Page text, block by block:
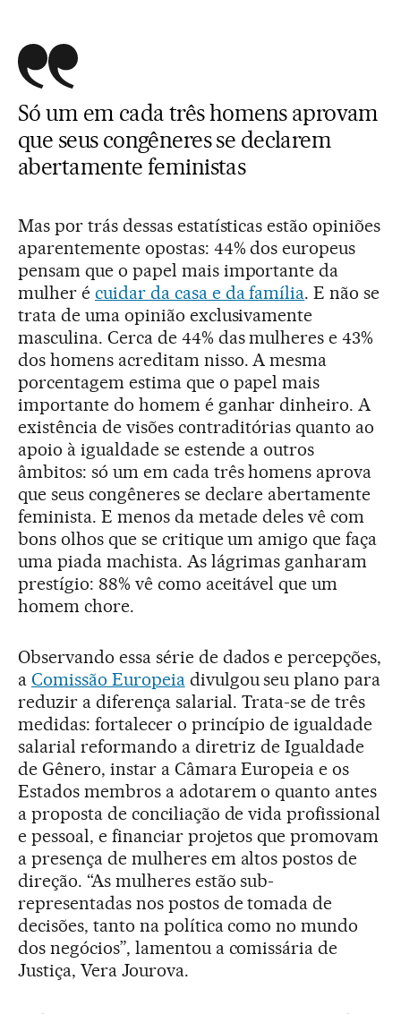
Só um em cada três homens aprovam
que seus congêneres se declarem
abertamente feministas
Mas por trás dessas estatísticas estão opiniões
aparentemente opostas: 44% dos europeus
pensam que o papel mais importante da
mulher é cuidar da casa e da família. E não se
trata de uma opinião exclusivamente
masculina. Cerca de 44% das mulheres e 43%
dos homens acreditam nisso. A mesma
porcentagem estima que o papel mais
importante do homem é ganhar dinheiro. A
existência de visões contraditórias quanto ao
apoio à igualdade se estende a outros
âmbitos: só um em cada três homens aprova
que seus congêneres se declare abertamente
feminista. E menos da metade deles vê com
bons olhos que se critique um amigo que faça
uma piada machista. As lágrimas ganharam
prestígio: 88% vê como aceitável que um
homem chore.
Observando essa série de dados e percepções,
a Comissão Europeiadivulgou seu plano para
reduzir a diferença salarial. Trata-se de três
medidas: fortalecer o princípio de igualdade
salarial reformando a diretriz de Igualdade
de Gênero, instar a Câmara Europeia e os
Estados membros a adotarem o quanto antes
a proposta de conciliação de vida profissional
e pessoal, e financiar projetos que promovam
a presença de mulheres em altos postos de
direção. “As mulheres estão sub-
representadas nos postos de tomada de
decisões, tanto na política como no mundo
dos negócios”, lamentou a comissária de
Justiça, Vera Jourova.